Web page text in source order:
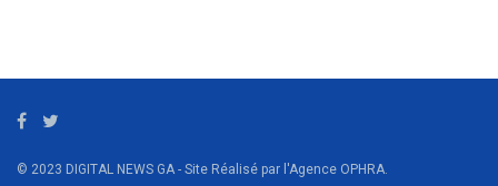
© 2023 DIGITAL NEWS GA - Site Réalisé par l'Agence OPHRA.